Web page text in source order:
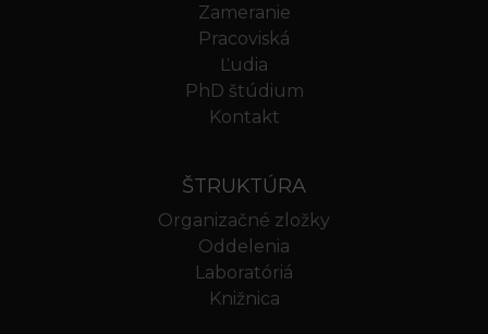
Zameranie
Pracoviská
Ľudia
PhD štúdium
Kontakt
ŠTRUKTÚRA
Organizačné zložky
Oddelenia
Laboratóriá
Knižnica